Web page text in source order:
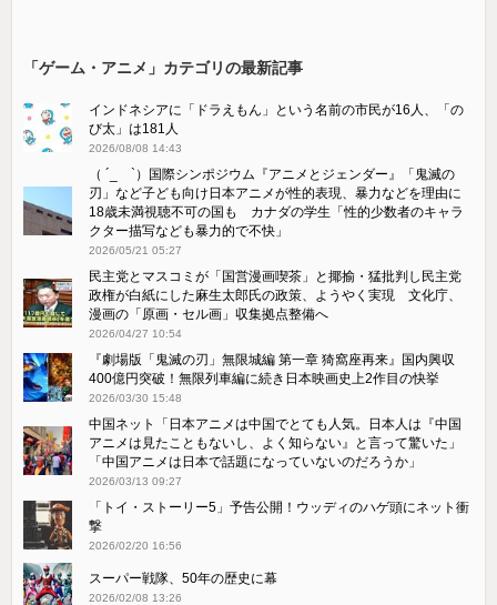
「ゲーム・アニメ」カテゴリの最新記事
インドネシアに「ドラえもん」という名前の市民が16人、「の
び太」は181人
2026/08/08 14:43
（ ´_ゝ`）国際シンポジウム『アニメとジェンダー』「鬼滅の
刃」など子ども向け日本アニメが性的表現、暴力などを理由に
18歳未満視聴不可の国も カナダの学生「性的少数者のキャラ
クター描写なども暴力的で不快」
2026/05/21 05:27
民主党とマスコミが「国営漫画喫茶」と揶揄・猛批判し民主党
政権が白紙にした麻生太郎氏の政策、ようやく実現 文化庁、
漫画の「原画・セル画」収集拠点整備へ
2026/04/27 10:54
『劇場版「鬼滅の刃」無限城編 第一章 猗窩座再来』国内興収
400億円突破！無限列車編に続き日本映画史上2作目の快挙
2026/03/30 15:48
中国ネット「日本アニメは中国でとても人気。日本人は『中国
アニメは見たこともないし、よく知らない』と言って驚いた」
「中国アニメは日本で話題になっていないのだろうか」
2026/03/13 09:27
「トイ・ストーリー5」予告公開！ウッディのハゲ頭にネット衝
撃
2026/02/20 16:56
スーパー戦隊、50年の歴史に幕
2026/02/08 13:26